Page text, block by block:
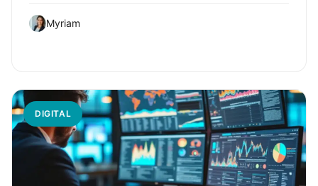
Myriam
DIGITAL